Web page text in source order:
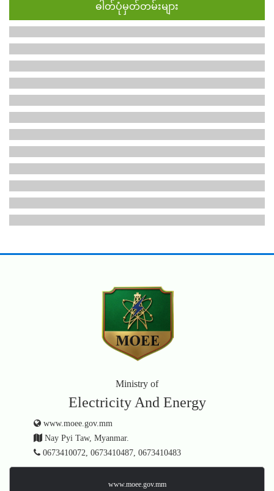
ဓါတ်ပုံမှတ်တမ်းများ
Ministry of
Electricity And Energy
www.moee.gov.mm
Nay Pyi Taw, Myanmar.
0673410072, 0673410487, 0673410483
www.moee.gov.mm